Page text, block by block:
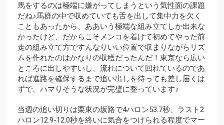
馬をするのは極端に嫌がってしまうという気性面の課題
だね♪馬群の中で収めていても舌を出して集中力を欠く
こともあったから、ああいう極端な組み立てしか出来な
かったけど、だからこそメンコを着けて初めてやった前
走の組み立て方ですんなりいい位置で収まりながらリズ
ムを作れたのはかなりの収穫だったんだ！東京なら広い
ところに出しやすいし、流れについて回れているのであ
れば進路を確保するまで追い出しを待っても差し届くは
ずで、ハマりそうな状況が完璧に整っています♪
当週の追い切りは栗東の坂路で4ハロン53.7秒、ラスト2
ハロン12.9-12.0秒を終いに気合をつけられる程度でマー